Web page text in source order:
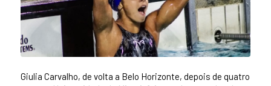
Giulia Carvalho, de volta a Belo Horizonte, depois de quatro